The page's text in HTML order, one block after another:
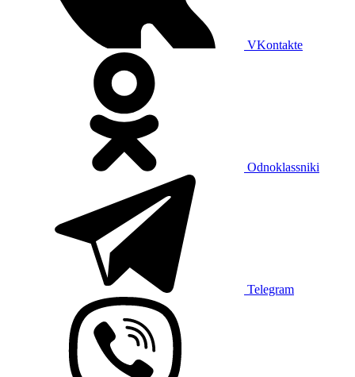
VKontakte
Odnoklassniki
Telegram